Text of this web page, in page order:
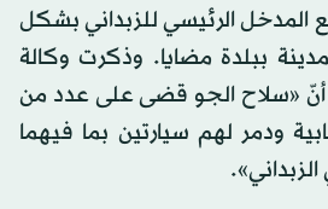
المدخل الرئيسي للزبداني بشكل
ببلدة مضايا. وذكرت وكالة
أنّ «سلاح الجو قضى على عدد من
ودمر لهم سيارتين بما فيهما